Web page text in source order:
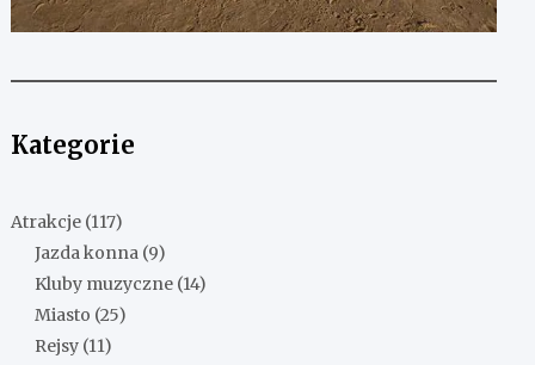
Kategorie
Atrakcje (117)
Jazda konna (9)
Kluby muzyczne (14)
Miasto (25)
Rejsy (11)